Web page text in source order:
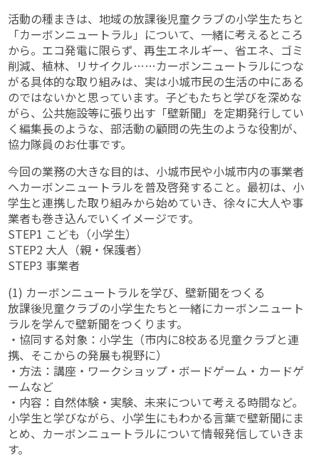
活動の種まきは、地域の放課後児童クラブの小学生たちと
「カーボンニュートラル」について、一緒に考えるところ
から。エコ発電に限らず、再生エネルギー、省エネ、ゴミ
削減、植林、リサイクル……カーボンニュートラルにつな
がる具体的な取り組みは、実は小城市民の生活の中にある
のではないかと思っています。子どもたちと学びを深めな
がら、公共施設等に張り出す「壁新聞」を定期発行してい
く編集長のような、部活動の顧問の先生のような役割が、
協力隊員のお仕事です。
今回の業務の大きな目的は、小城市民や小城市内の事業者
へカーボンニュートラルを普及啓発すること。最初は、小
学生と連携した取り組みから始めていき、徐々に大人や事
業者も巻き込んでいくイメージです。
STEP1 こども（小学生）
STEP2 大人（親・保護者）
STEP3 事業者
(1) カーボンニュートラルを学び、壁新聞をつくる
放課後児童クラブの小学生たちと一緒にカーボンニュート
ラルを学んで壁新聞をつくります。
・協同する対象：小学生（市内に8校ある児童クラブと連
携、そこからの発展も視野に）
・方法：講座・ワークショップ・ボードゲーム・カードゲ
ームなど
・内容：自然体験・実験、未来について考える時間など。
小学生と学びながら、小学生にもわかる言葉で壁新聞にま
とめ、カーボンニュートラルについて情報発信していきま
す。